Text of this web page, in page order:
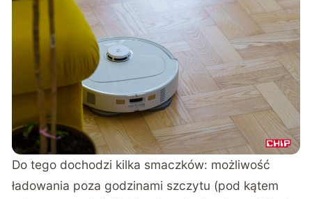
Do tego dochodzi kilka smaczków: możliwość
ładowania poza godzinami szczytu (pod kątem